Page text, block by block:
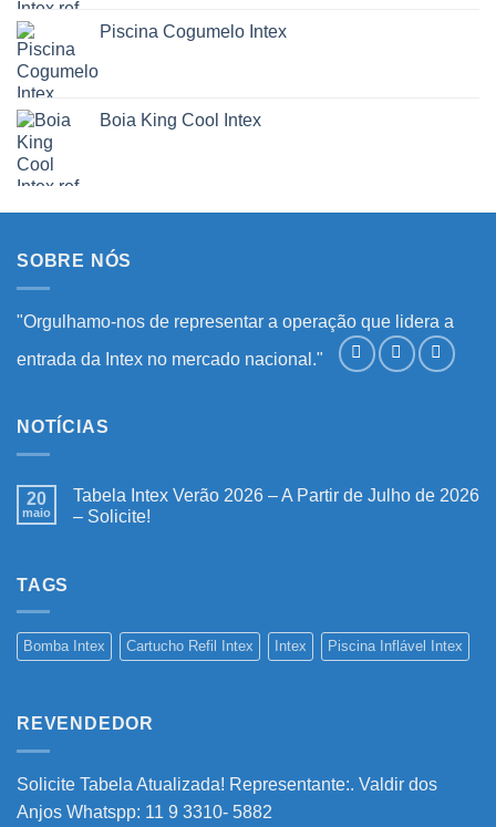
Piscina Cogumelo Intex
Boia King Cool Intex
SOBRE NÓS
"Orgulhamo-nos de representar a operação que lidera a
entrada da Intex no mercado nacional."
NOTÍCIAS
20
maio
Tabela Intex Verão 2026 – A Partir de Julho de 2026
– Solicite!
–
A
2026
TAGS
Bomba Intex Cartucho Refil Intex Intex Piscina Inflável Intex
REVENDEDOR
Solicite Tabela Atualizada! Representante:. Valdir dos
Anjos Whatspp: 11 9 3310- 5882